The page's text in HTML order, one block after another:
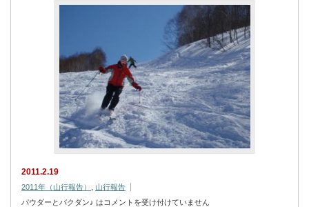
2011.2.19
2011年（山行報告）
山行報告
パウダーとバクダン♪ は コメントを受け付けていません